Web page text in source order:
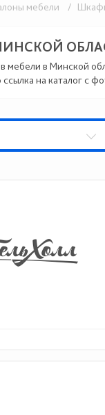
мебели /
мебели в Минской
на каталог с